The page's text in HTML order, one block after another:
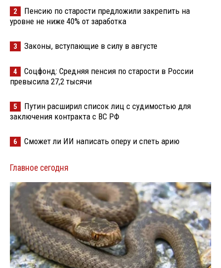
2
Пенсию по старости предложили закрепить на
уровне не ниже 40% от заработка
3 Законы, вступающие в силу в августе
4
Соцфонд: Средняя пенсия по старости в России
превысила 27,2 тысячи
5
Путин расширил список лиц с судимостью для
заключения контракта с ВС РФ
6 Сможет ли ИИ написать оперу и спеть арию
Главное сегодня